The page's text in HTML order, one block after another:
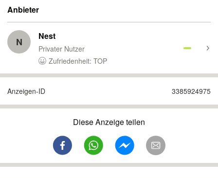
Anbieter
N Nest
Privater Nutzer
Zufriedenheit: TOP
Anzeigen-ID 3385924975
Diese Anzeige teilen